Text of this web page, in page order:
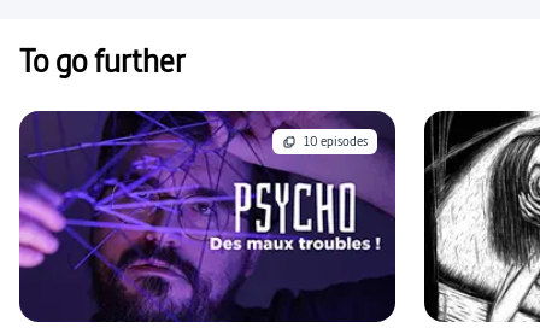
To go further
10 episodes